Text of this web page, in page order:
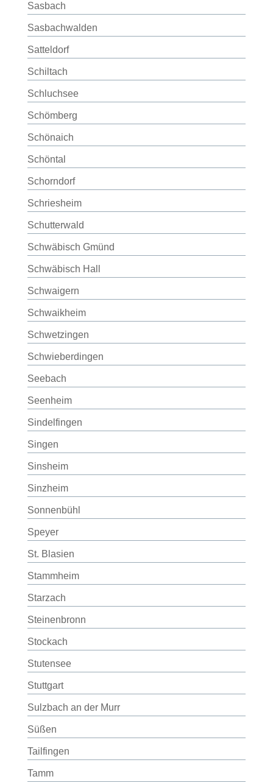
Sasbach
Sasbachwalden
Satteldorf
Schiltach
Schluchsee
Schömberg
Schönaich
Schöntal
Schorndorf
Schriesheim
Schutterwald
Schwäbisch Gmünd
Schwäbisch Hall
Schwaigern
Schwaikheim
Schwetzingen
Schwieberdingen
Seebach
Seenheim
Sindelfingen
Singen
Sinsheim
Sinzheim
Sonnenbühl
Speyer
St. Blasien
Stammheim
Starzach
Steinenbronn
Stockach
Stutensee
Stuttgart
Sulzbach an der Murr
Süßen
Tailfingen
Tamm